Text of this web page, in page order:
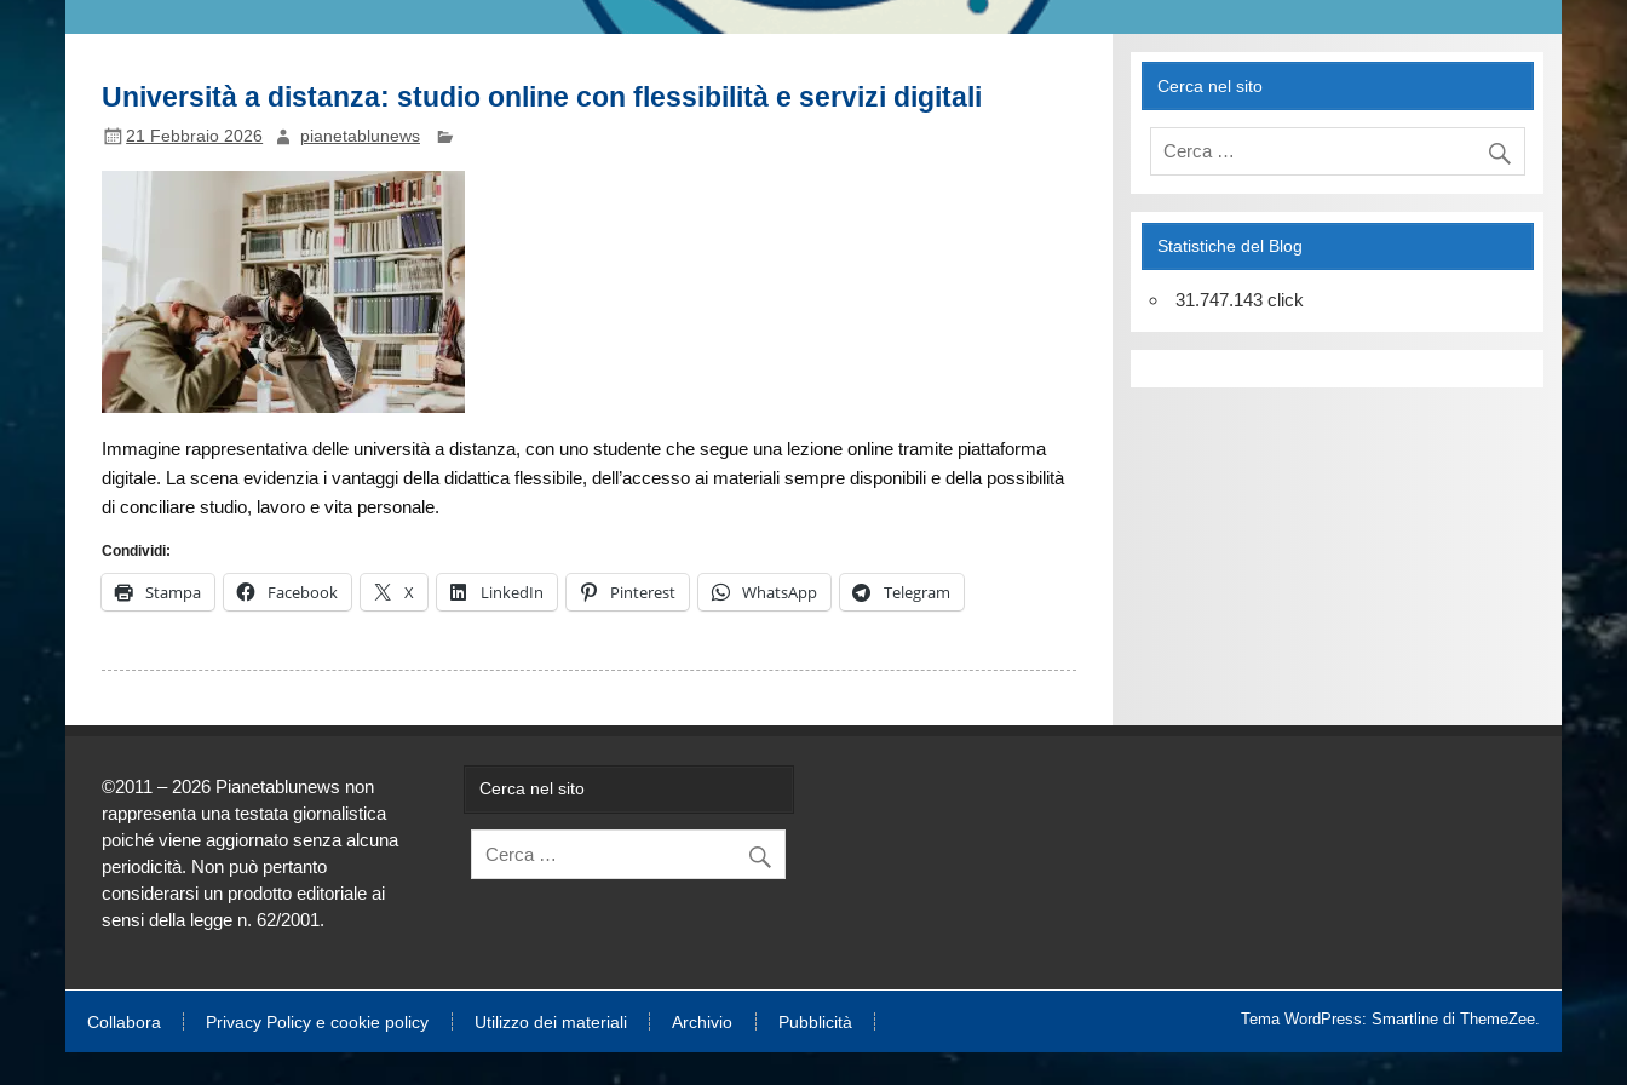
Università a distanza: studio online con flessibilità e servizi digitali
21 Febbraio 2026 pianetablunews
Immagine rappresentativa delle università a distanza, con uno studente che segue una lezione online tramite piattaforma
digitale. La scena evidenzia i vantaggi della didattica flessibile, dell’accesso ai materiali sempre disponibili e della possibilità
di conciliare studio, lavoro e vita personale.
Condividi:
Stampa Facebook X LinkedIn Pinterest WhatsApp Telegram
Cerca nel sito
Statistiche del Blog
31.747.143 click
©2011 – 2026 Pianetablunews non
rappresenta una testata giornalistica
poiché viene aggiornato senza alcuna
periodicità. Non può pertanto
considerarsi un prodotto editoriale ai
sensi della legge n. 62/2001.
Cerca nel sito
Collabora Privacy Policy e cookie policy Utilizzo dei materiali Archivio Pubblicità Tema WordPress: Smartline di ThemeZee.